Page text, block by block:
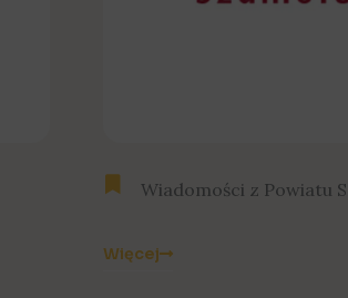
Wiadomości z Powiatu
Więcej